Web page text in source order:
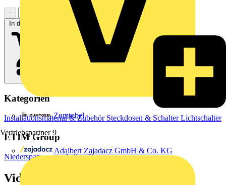
Zumtobel
Vertriebspartner 9
Adalbert Zajadacz GmbH & Co. KG
−
+
In den Warenkorb
Kategorien
Installationsmaterial & Zubehör Steckdosen & SchalterLichtschalter
ETIM Group
Niederspannungsschaltgeräte
Videos